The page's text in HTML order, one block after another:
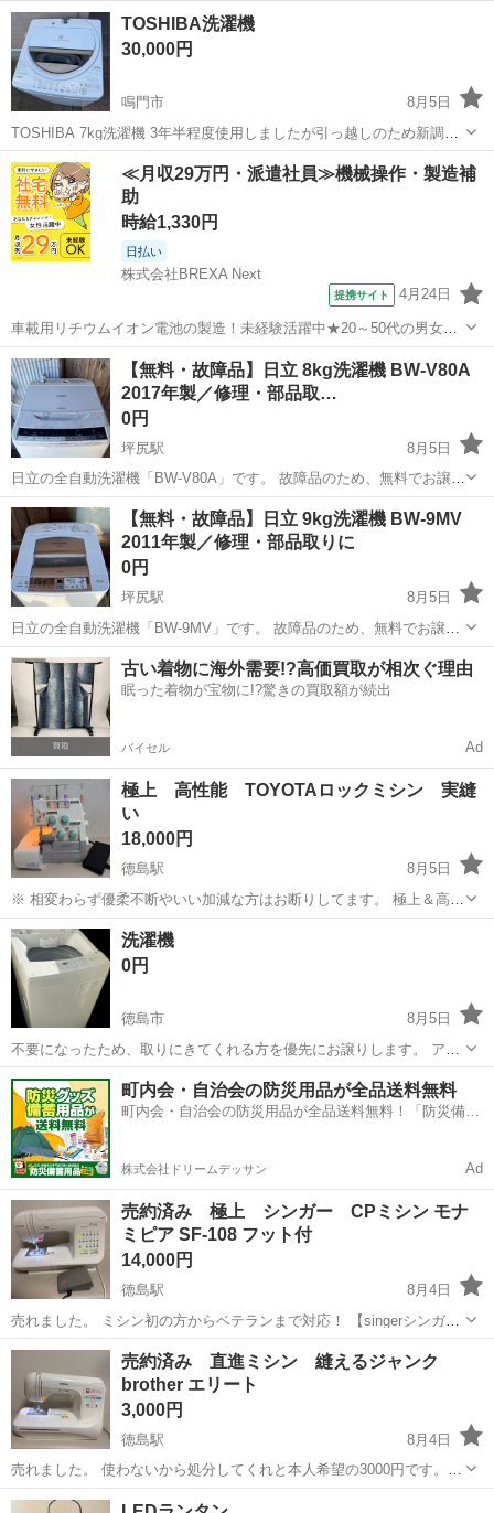
TOSHIBA洗濯機
30,000円
鳴門市
8月5日
TOSHIBA 7kg洗濯機 3年半程度使用しましたが引っ越しのため新調し
たのでお譲りします。 1年くらい前に調子が悪かったので修理してそ
れからは調子良く動いていました。 傷あり お掃除しています。
徳島 鳴門市 生活家電
≪月収29万円・派遣社員≫機械操作・製造補
助
時給1,330円
日払い
株式会社BREXA Next
提携サイト 4月24日
車載用リチウムイオン電池の製造！未経験活躍中★20～50代の男女活
躍中！寮費無料★備品付き1R寮完備！自宅からマイカー通勤OK！無料
駐車場完備◎正社員登用制度あり！《徳島県板野郡松茂町》 人気の工
場のお仕事 ◇車載用リチウ...
徳島 その他
【無料・故障品】日立 8kg洗濯機 BW-V80A
2017年製／修理・部品取…
0円
坪尻駅
8月5日
日立の全自動洗濯機「BW-V80A」です。 故障品のため、無料でお譲り
します。 【状態・故障について】 我が家で屋外に設置して使用してい
た洗濯機です。 スタートボタンが反応しなくなり、使用できなくなり
ました。 現在は正...
徳島 三好市 坪尻駅 生活家電 部品取り
【無料・故障品】日立 9kg洗濯機 BW-9MV
2011年製／修理・部品取りに
0円
坪尻駅
8月5日
日立の全自動洗濯機「BW-9MV」です。 故障品のため、無料でお譲り
します。 【状態・故障について】 先月譲っていただいた洗濯機です。
譲っていただいた時点で「回転時に大きな音がする」と聞いており、
それを承知のうえで譲...
徳島 三好市 坪尻駅 生活家電
古い着物に海外需要!?高価買取が相次ぐ理由
眠った着物が宝物に!?驚きの買取額が続出
バイセル Ad
極上 高性能 TOYOTAロックミシン 実縫
い
18,000円
徳島駅
8月5日
※ 相変わらず優柔不断やいい加減な方はお断りしてます。 極上＆高性
能のTOYOTAロックミシンです。 安心の点検整備・グリスアップ済。
個人的にTOYOTAロック数十台点検してきましたが、本当に高性能で
JUKIにも引けを取ら...
徳島 徳島市 徳島駅
洗濯機
0円
徳島市
8月5日
不要になったため、取りにきてくれる方を優先にお譲りします。 アパ
ート階段3階です。 8/24に引き取りお願いします。
徳島 徳島市 生活家電 階段
町内会・自治会の防災用品が全品送料無料
町内会・自治会の防災用品が全品送料無料！「防災備蓄
株式会社ドリームデッサン Ad
売約済み 極上 シンガー CPミシン モナ
ミピア SF-108 フット付
14,000円
徳島駅
8月4日
売れました。 ミシン初の方からベテランまで対応！ 【singerシンガー
コンピュータミシン mon ami PIA モナミピア SF-108】 【 サイズ 】
H287×W439×D195mm 【 重量 】８.２...
徳島 徳島市 徳島駅 生活家電 シンガー
売約済み 直進ミシン 縫えるジャンク
brother エリート
3,000円
徳島駅
8月4日
売れました。 使わないから処分してくれと本人希望の3000円です。
エリートとはブラザー（brother）の「エリート（Elite）」は、主に学
徳島 徳島市